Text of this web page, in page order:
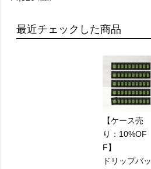
最近チェックした商品
【ケース売
り：10%OF
F】
ドリップバッ